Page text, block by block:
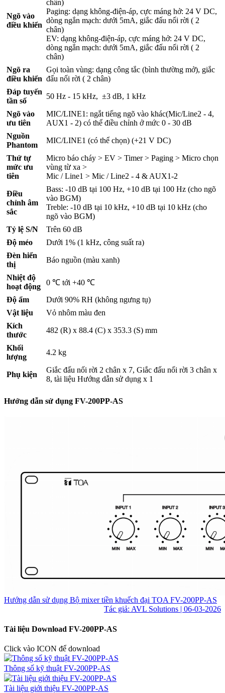
Ngõ vào
điều khiển
chân)
Paging: dạng không-điện-áp, cực máng hở: 24 V DC,
dòng ngắn mạch: dưới 5mA, giắc đấu nối rời ( 2
chân)
EV: dạng không-điện-áp, cực máng hở: 24 V DC,
dòng ngắn mạch: dưới 5mA, giắc đấu nối rời ( 2
chân)
Ngõ ra
điều khiển
Gọi toàn vùng: dạng công tắc (bình thường mở), giắc
đấu nối rời ( 2 chân)
Đáp tuyến
tần số
50 Hz - 15 kHz, ±3 dB, 1 kHz
Ngõ vào
ưu tiên
MIC/LINE1: ngắt tiếng ngõ vào khác(Mic/Line2 - 4,
AUX1 - 2) có thể điều chỉnh ở mức 0 - 30 dB
Nguồn
Phantom
MIC/LINE1 (có thể chọn) (+21 V DC)
Thứ tự
mức ưu
tiên
Micro báo cháy > EV > Timer > Paging > Micro chọn
vùng từ xa >
Mic / Line1 > Mic / Line2 - 4 & AUX1-2
Điều
chỉnh âm
sắc
Bass: -10 dB tại 100 Hz, +10 dB tại 100 Hz (cho ngõ
vào BGM)
Treble: -10 dB tại 10 kHz, +10 dB tại 10 kHz (cho
ngõ vào BGM)
Tỷ lệ S/N
Trên 60 dB
Độ méo
Dưới 1% (1 kHz, công suất ra)
Đèn hiển
thị
Báo nguồn (màu xanh)
Nhiệt độ
hoạt động
0 ℃ tới +40 ℃
Độ ẩm
Dưới 90% RH (không ngưng tụ)
Vật liệu
Vỏ nhôm màu đen
Kích
thước
482 (R) x 88.4 (C) x 353.3 (S) mm
Khối
lượng
4.2 kg
Phụ kiện
Giắc đấu nối rời 2 chân x 7, Giắc đấu nối rời 3 chân x
8, tài liệu Hướng dẫn sử dụng x 1
Hướng dẫn sử dụng FV-200PP-AS
Hướng dẫn sử dụng Bộ mixer tiền khuếch đại TOA FV-200PP-AS
Tác giả: AVL Solutions | 06-03-2026
Tài liệu Download FV-200PP-AS
Click vào ICON để download
Thông số kỹ thuật FV-200PP-AS
Tài liệu giới thiệu FV-200PP-AS